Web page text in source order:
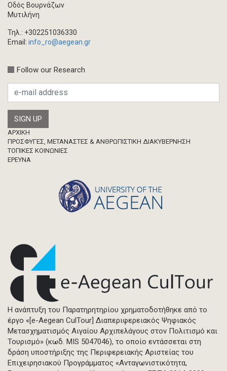
Οδός Βουρνάζων
Μυτιλήνη
Τηλ.: +302251036330
Email: info_ro@aegean.gr
Follow our Research
Footer
ΑΡΧΙΚΗ
ΠΡΟΣΦΥΓΕΣ, ΜΕΤΑΝΑΣΤΕΣ & ΑΝΘΡΩΠΙΣΤΙΚΗ ΔΙΑΚΥΒΕΡΝΗΣΗ
ΤΟΠΙΚΕΣ ΚΟΙΝΩΝΙΕΣ
ΈΡΕΥΝΑ
Η ανάπτυξη του Παρατηρητηρίου χρηματοδοτήθηκε από το
έργο «[e-Aegean CulTour] Διαπεριφερειακός Ψηφιακός
Μετασχηματισμός Αιγαίου Αρχιπελάγους στον Πολιτισμό και
Τουρισμό» (κωδ. MIS 5047046), το οποίο εντάσσεται στη
δράση υποστήριξης της Περιφερειακής Αριστείας του
Επιχειρησιακού Προγράμματος «Ανταγωνιστικότητα,